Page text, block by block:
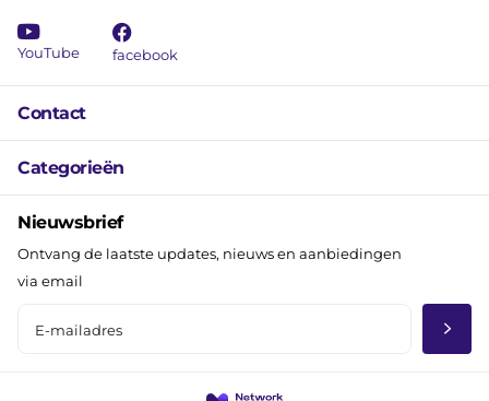
Contact
Categorieën
YouTube facebook
Nieuwsbrief
Ontvang de laatste updates, nieuws en aanbiedingen
via email